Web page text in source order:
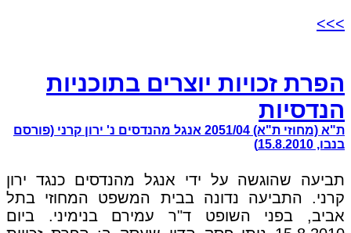
>>>
הפרת זכויות יוצרים בתוכניות
הנדסיות
ת"א (מחוזי ת"א) 2051/04 אנגל מהנדסים נ' ירון קרני (פורסם
בנבו, 15.8.2010)
תביעה שהוגשה על ידי אנגל מהנדסים כנגד ירון
קרני. התביעה נדונה בבית המשפט המחוזי בתל
אביב, בפני השופט ד"ר עמירם בנימיני. ביום